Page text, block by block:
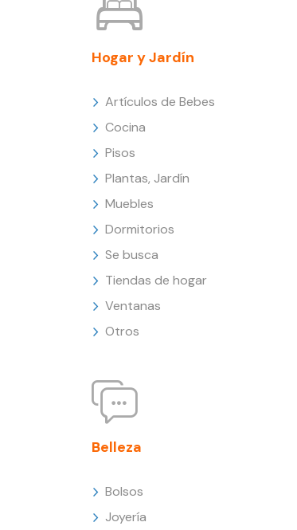
Hogar y Jardín
Artículos de Bebes
Cocina
Pisos
Plantas, Jardín
Muebles
Dormitorios
Se busca
Tiendas de hogar
Ventanas
Otros
Belleza
Bolsos
Joyería